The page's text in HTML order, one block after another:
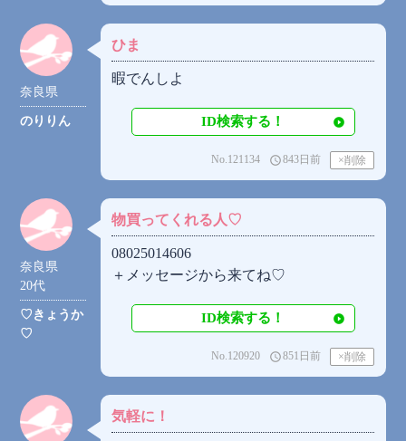
奈良県
のりりん
ひま
暇でんしよ
ID検索する！
access_time843日前
No.121134
奈良県
20代
♡きょうか
♡
物買ってくれる人♡
08025014606
＋メッセージから来てね♡
ID検索する！
access_time851日前
No.120920
気軽に！